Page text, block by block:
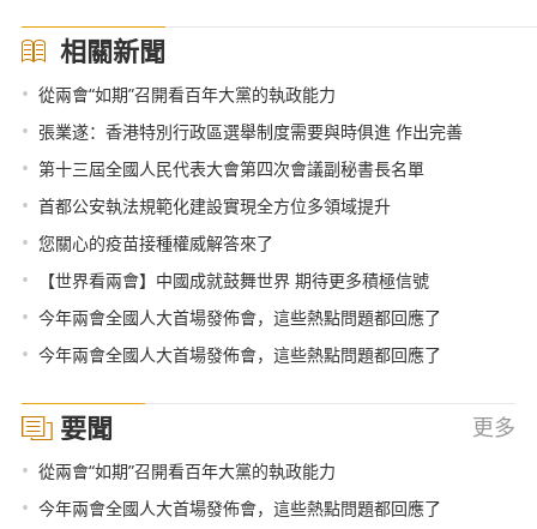
相關新聞
• 從兩會“如期”召開看百年大黨的執政能力
• 張業遂：香港特別行政區選舉制度需要與時俱進 作出完善
• 第十三屆全國人民代表大會第四次會議副秘書長名單
• 首都公安執法規範化建設實現全方位多領域提升
• 您關心的疫苗接種權威解答來了
• 【世界看兩會】中國成就鼓舞世界 期待更多積極信號
• 今年兩會全國人大首場發佈會，這些熱點問題都回應了
• 今年兩會全國人大首場發佈會，這些熱點問題都回應了
要聞 更多
• 從兩會“如期”召開看百年大黨的執政能力
• 今年兩會全國人大首場發佈會，這些熱點問題都回應了